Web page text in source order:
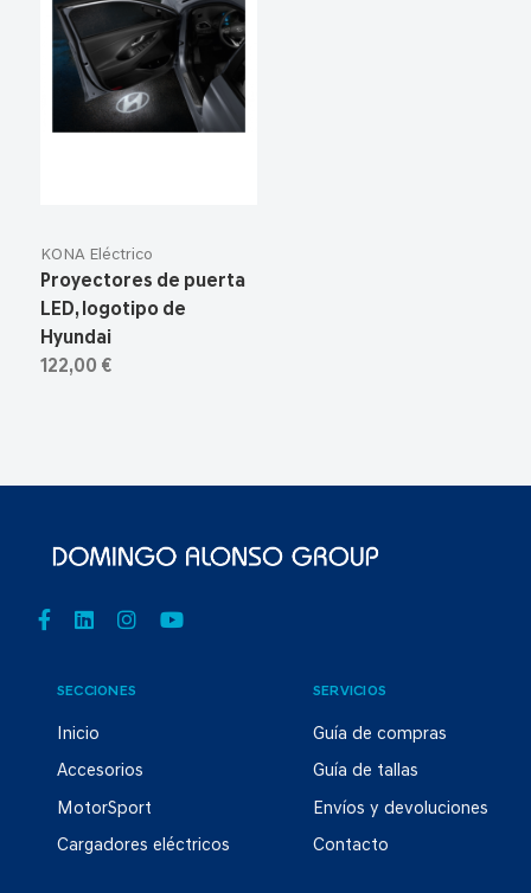
KONA Eléctrico
Proyectores de puerta
LED, logotipo de
Hyundai
122,00 €
SECCIONES
Inicio
Accesorios
MotorSport
Cargadores eléctricos
SERVICIOS
Guía de compras
Guía de tallas
Envíos y devoluciones
Contacto